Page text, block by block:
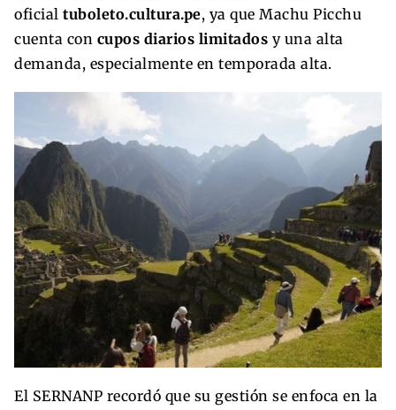
oficial tuboleto.cultura.pe, ya que Machu Picchu
cuenta con cupos diarios limitados y una alta
demanda, especialmente en temporada alta.
El SERNANP recordó que su gestión se enfoca en la